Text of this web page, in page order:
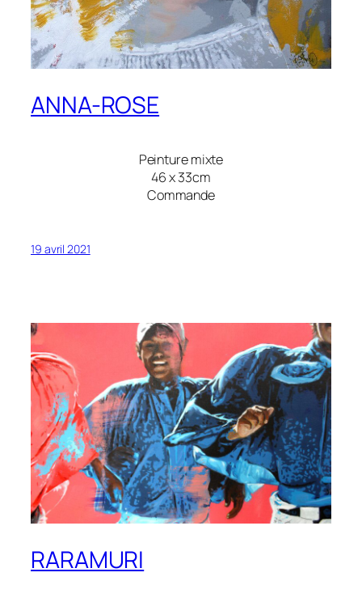
ANNA-ROSE
Peinture mixte
46 x 33cm
Commande
19 avril 2021
RARAMURI